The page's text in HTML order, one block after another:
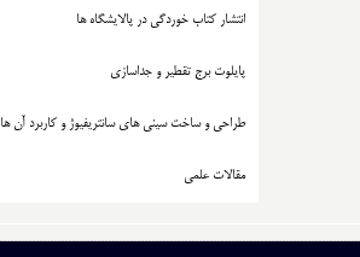
انتشار کتاب خوردگی در پالایشگاه ها
پایلوت برج تقطیر و جداسازی
طراحی و ساخت سینی های سانتریفیوژ و کاربرد آن ها
مقالات علمی